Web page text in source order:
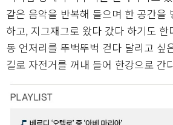
같은 음악을 반복해 들으며 한 공간을
하고, 지그재그로 왔다 갔다 하기도 한
동 언저리를 뚜벅뚜벅 걷다 달리고 싶
길로 자전거를 꺼내 들어 한강으로 간